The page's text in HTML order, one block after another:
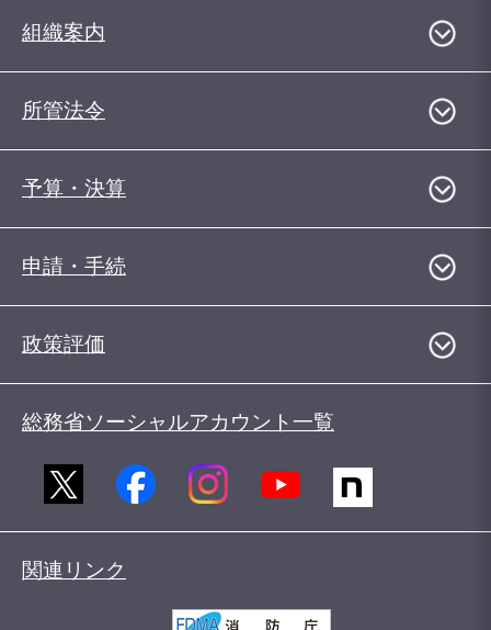
組織案内
所管法令
予算・決算
申請・手続
政策評価
総務省ソーシャルアカウント一覧
関連リンク